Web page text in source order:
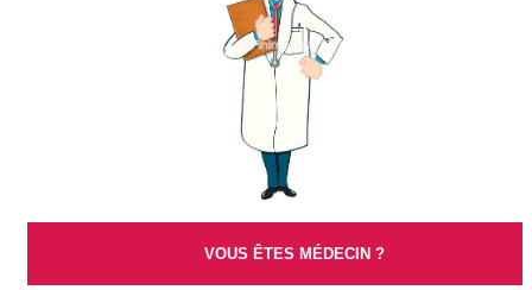
VOUS ÊTES MÉDECIN ?